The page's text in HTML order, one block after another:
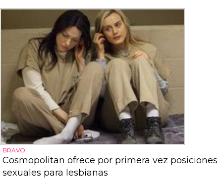
BRAVO!
Cosmopolitan ofrece por primera vez posiciones
sexuales para lesbianas